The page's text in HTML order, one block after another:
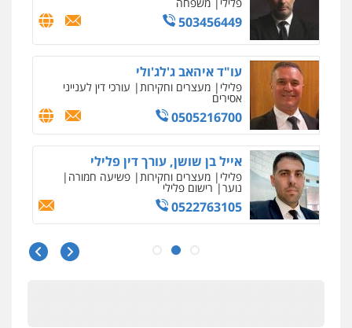
503456449
עו"ד איהאב ג'לג'ולי
פלילי מעצרים וחקירות עורכי דין לענייני
אסירים
0505216700
אייל בן שושן, עורך דין פלילי
פלילי מעצרים וחקירות פשיעה חמורה
נוער רישום פלילי
0522763105
עו"ד שלומי שרון